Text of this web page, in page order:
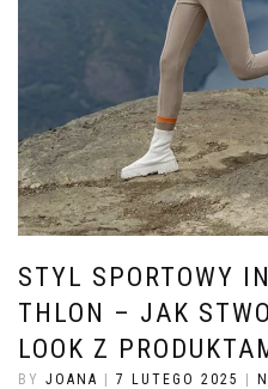
STYL SPORTOWY
THLON – JAK
LOOK Z
BY JOANA | 7 LUTEGO 2025 |